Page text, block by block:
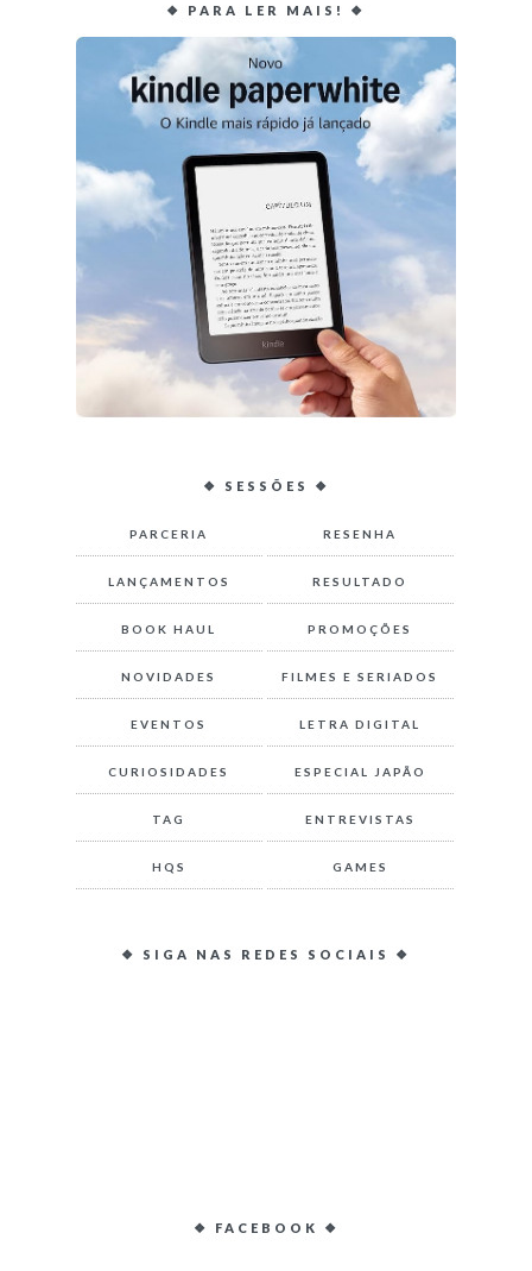
❖ PARA LER MAIS! ❖
❖ SESSÕES ❖
PARCERIA RESENHA
LANÇAMENTOS RESULTADO
BOOK HAUL PROMOÇÕES
NOVIDADES FILMES E SERIADOS
EVENTOS LETRA DIGITAL
CURIOSIDADES ESPECIAL JAPÃO
TAG ENTREVISTAS
HQS GAMES
❖ SIGA NAS REDES SOCIAIS ❖
❖ FACEBOOK ❖